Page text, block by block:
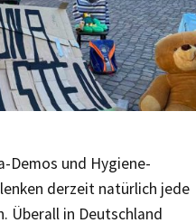
Demos und Hygiene-
derzeit natürlich jede
Überall in Deutschland